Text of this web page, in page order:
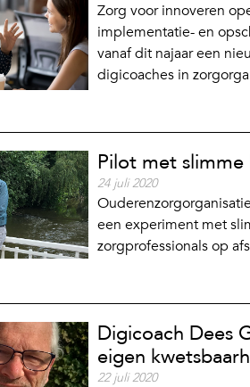
Zorg voor innoveren
implementatie- en
vanaf dit najaar een
digicoaches in
Pilot met
24 juli 2020
een experiment met
zorgprofessionals op
Digicoach Dees
eigen
22 juli 2020